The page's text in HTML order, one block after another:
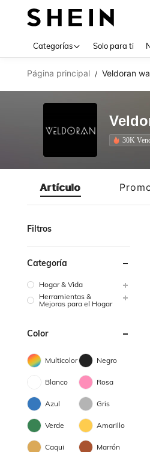
Categorías Solo para ti
Página principal / Veldoran
30K
Artículo
Filtros
Categoría
Hogar & Vida
Herramientas &
Mejoras para el Hogar
Color
Multicolor Negro
Blanco Rosa
Azul Gris
Verde Amarillo
Caqui Marrón